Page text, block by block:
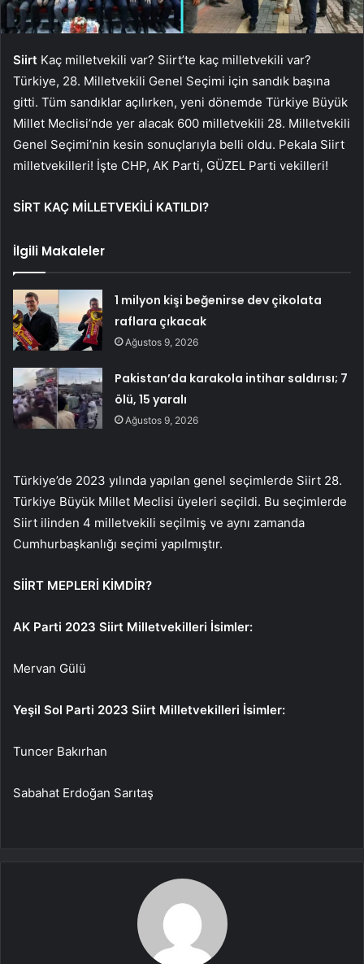
Siirt Kaç milletvekili var? Siirt’te kaç milletvekili var?
Türkiye, 28. Milletvekili Genel Seçimi için sandık başına
gitti. Tüm sandıklar açılırken, yeni dönemde Türkiye Büyük
Millet Meclisi’nde yer alacak 600 milletvekili 28. Milletvekili
Genel Seçimi’nin kesin sonuçlarıyla belli oldu. Pekala Siirt
milletvekilleri! İşte CHP, AK Parti, GÜZEL Parti vekilleri!
SİRT KAÇ MİLLETVEKİLİ KATILDI?
İlgili Makaleler
1 milyon kişi beğenirse dev çikolata
raflara çıkacak
Ağustos 9, 2026
Pakistan’da karakola intihar saldırısı; 7
ölü, 15 yaralı
Ağustos 9, 2026
Türkiye’de 2023 yılında yapılan genel seçimlerde Siirt 28.
Türkiye Büyük Millet Meclisi üyeleri seçildi. Bu seçimlerde
Siirt ilinden 4 milletvekili seçilmiş ve aynı zamanda
Cumhurbaşkanlığı seçimi yapılmıştır.
SİİRT MEPLERİ KİMDİR?
AK Parti 2023 Siirt Milletvekilleri İsimler:
Mervan Gülü
Yeşil Sol Parti 2023 Siirt Milletvekilleri İsimler:
Tuncer Bakırhan
Sabahat Erdoğan Sarıtaş